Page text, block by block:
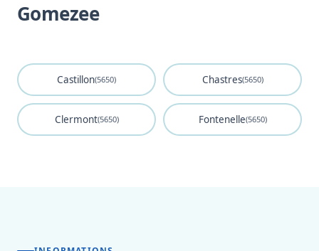
Gomezee
Castillon(5650) Chastres(5650)
Clermont(5650) Fontenelle(5650)